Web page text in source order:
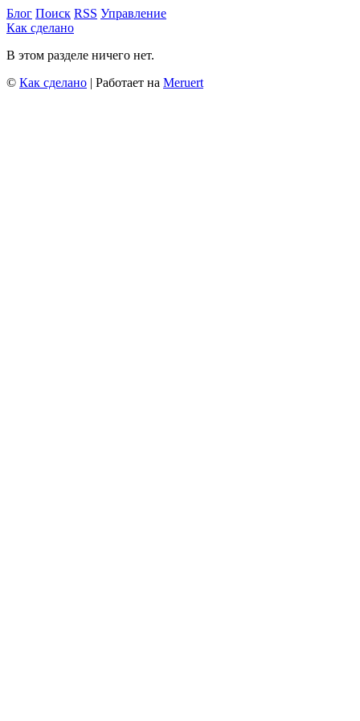
Блог Поиск RSS Управление
Как сделано
В этом разделе ничего нет.
© Как сделано | Работает на Meruert